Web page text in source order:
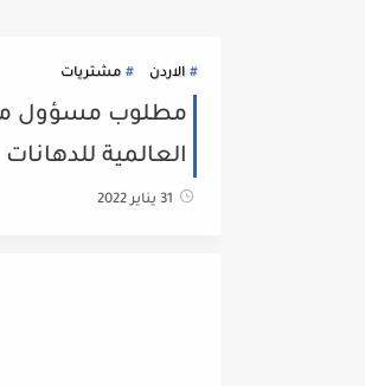
الاردن مشتريات
مطلوب مسؤول
العالمية للدهانات
31 يناير 2022